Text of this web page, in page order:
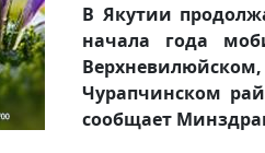
В Якутии
начала года
Чурапчинском
сообщает